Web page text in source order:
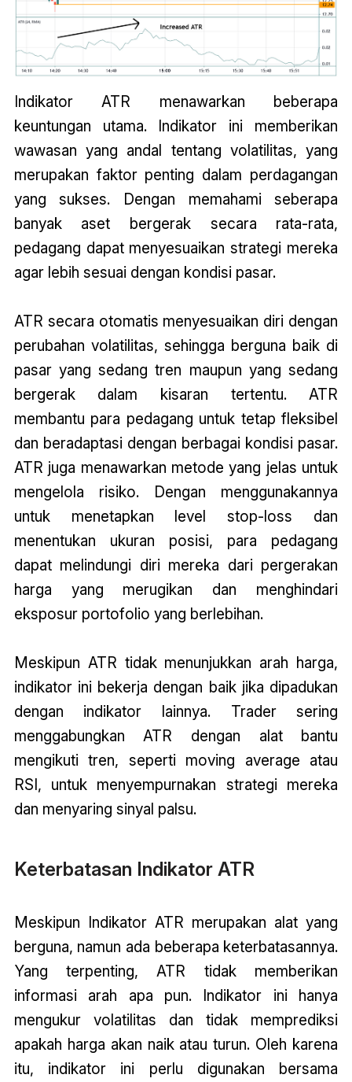
Indikator ATR menawarkan beberapa
keuntungan utama. Indikator ini memberikan
wawasan yang andal tentang volatilitas, yang
merupakan faktor penting dalam perdagangan
yang sukses. Dengan memahami seberapa
banyak aset bergerak secara rata-rata,
pedagang dapat menyesuaikan strategi mereka
agar lebih sesuai dengan kondisi pasar.
ATR secara otomatis menyesuaikan diri dengan
perubahan volatilitas, sehingga berguna baik di
pasar yang sedang tren maupun yang sedang
bergerak dalam kisaran tertentu. ATR
membantu para pedagang untuk tetap fleksibel
dan beradaptasi dengan berbagai kondisi pasar.
ATR juga menawarkan metode yang jelas untuk
mengelola risiko. Dengan menggunakannya
untuk menetapkan level stop-loss dan
menentukan ukuran posisi, para pedagang
dapat melindungi diri mereka dari pergerakan
harga yang merugikan dan menghindari
eksposur portofolio yang berlebihan.
Meskipun ATR tidak menunjukkan arah harga,
indikator ini bekerja dengan baik jika dipadukan
dengan indikator lainnya. Trader sering
menggabungkan ATR dengan alat bantu
mengikuti tren, seperti moving average atau
RSI, untuk menyempurnakan strategi mereka
dan menyaring sinyal palsu.
Keterbatasan Indikator ATR
Meskipun Indikator ATR merupakan alat yang
berguna, namun ada beberapa keterbatasannya.
Yang terpenting, ATR tidak memberikan
informasi arah apa pun. Indikator ini hanya
mengukur volatilitas dan tidak memprediksi
apakah harga akan naik atau turun. Oleh karena
itu, indikator ini perlu digunakan bersama